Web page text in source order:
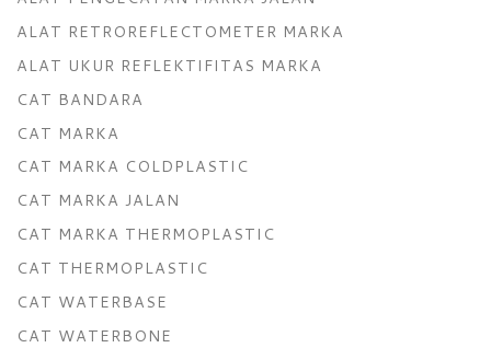
ALAT RETROREFLECTOMETER MARKA
ALAT UKUR REFLEKTIFITAS MARKA
CAT BANDARA
CAT MARKA
CAT MARKA COLDPLASTIC
CAT MARKA JALAN
CAT MARKA THERMOPLASTIC
CAT THERMOPLASTIC
CAT WATERBASE
CAT WATERBONE